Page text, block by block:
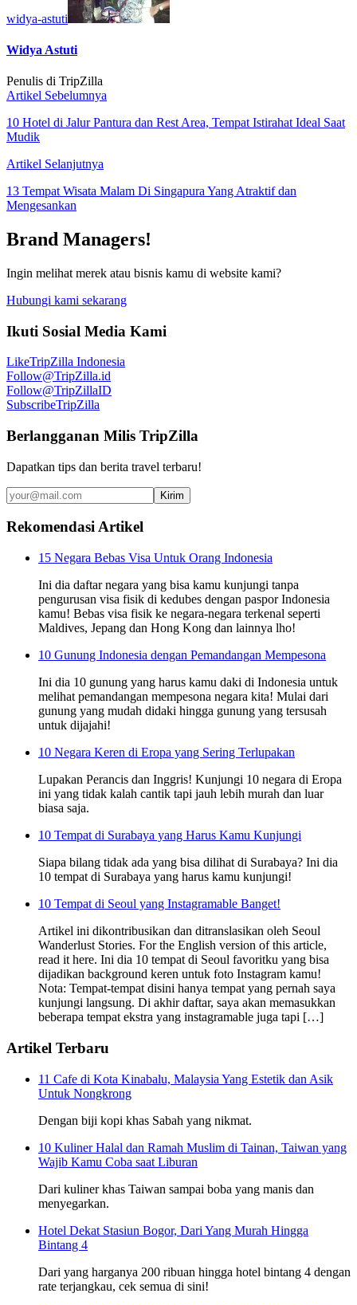
widya-astuti
Widya Astuti
Penulis di TripZilla
Artikel Sebelumnya
10 Hotel di Jalur Pantura dan Rest Area, Tempat Istirahat Ideal Saat
Mudik
Artikel Selanjutnya
13 Tempat Wisata Malam Di Singapura Yang Atraktif dan
Mengesankan
Brand Managers!
Ingin melihat merek atau bisnis kamu di website kami?
Hubungi kami sekarang
Ikuti Sosial Media Kami
LikeTripZilla Indonesia
Follow@TripZilla.id
Follow@TripZillaID
SubscribeTripZilla
Berlangganan Milis TripZilla
Dapatkan tips dan berita travel terbaru!
Kirim
Rekomendasi Artikel
15 Negara Bebas Visa Untuk Orang Indonesia
Ini dia daftar negara yang bisa kamu kunjungi tanpa
pengurusan visa fisik di kedubes dengan paspor Indonesia
kamu! Bebas visa fisik ke negara-negara terkenal seperti
Maldives, Jepang dan Hong Kong dan lainnya lho!
10 Gunung Indonesia dengan Pemandangan Mempesona
Ini dia 10 gunung yang harus kamu daki di Indonesia untuk
melihat pemandangan mempesona negara kita! Mulai dari
gunung yang mudah didaki hingga gunung yang tersusah
untuk dijajahi!
10 Negara Keren di Eropa yang Sering Terlupakan
Lupakan Perancis dan Inggris! Kunjungi 10 negara di Eropa
ini yang tidak kalah cantik tapi jauh lebih murah dan luar
biasa saja.
10 Tempat di Surabaya yang Harus Kamu Kunjungi
Siapa bilang tidak ada yang bisa dilihat di Surabaya? Ini dia
10 tempat di Surabaya yang harus kamu kunjungi!
10 Tempat di Seoul yang Instagramable Banget!
Artikel ini dikontribusikan dan ditranslasikan oleh Seoul
Wanderlust Stories. For the English version of this article,
read it here. Ini dia 10 tempat di Seoul favoritku yang bisa
dijadikan background keren untuk foto Instagram kamu!
Nota: Tempat-tempat disini hanya tempat yang pernah saya
kunjungi langsung. Di akhir daftar, saya akan memasukkan
beberapa tempat ekstra yang instagramable juga tapi […]
Artikel Terbaru
11 Cafe di Kota Kinabalu, Malaysia Yang Estetik dan Asik
Untuk Nongkrong
Dengan biji kopi khas Sabah yang nikmat.
10 Kuliner Halal dan Ramah Muslim di Tainan, Taiwan yang
Wajib Kamu Coba saat Liburan
Dari kuliner khas Taiwan sampai boba yang manis dan
menyegarkan.
Hotel Dekat Stasiun Bogor, Dari Yang Murah Hingga
Bintang 4
Dari yang harganya 200 ribuan hingga hotel bintang 4 dengan
rate terjangkau, cek semua di sini!